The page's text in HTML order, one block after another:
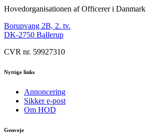
Hovedorganisationen af Officerer i Danmark
Borupvang 2B, 2. tv.
DK-2750 Ballerup
CVR nr. 59927310
Nyttige links
Annoncering
Sikker e-post
Om HOD
Genveje